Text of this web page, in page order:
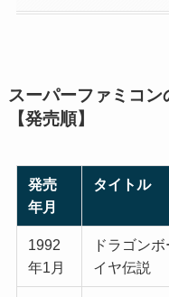
スーパーファミコ
【発売順】
発売
年月
タイトル
1992
年1月
ドラゴン
イヤ伝説